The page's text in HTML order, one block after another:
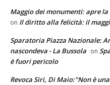
Maggio dei monumenti: apre
on Il diritto alla felicità: il
Sparatoria Piazza Nazionale:
nascondeva - La Bussola on
è fuori pericolo
Revoca Siri, Di Maio:"Non è